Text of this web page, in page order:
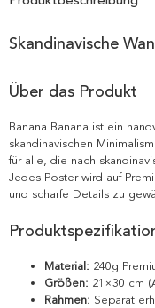
Skandinavische
Über das Produkt
Banana Banana ist ein
skandinavischen
für alle, die nach
Jedes Poster wird auf
und scharfe Details zu
Material: 240g
Größen: 21×30 cm
Rahmen: Separat